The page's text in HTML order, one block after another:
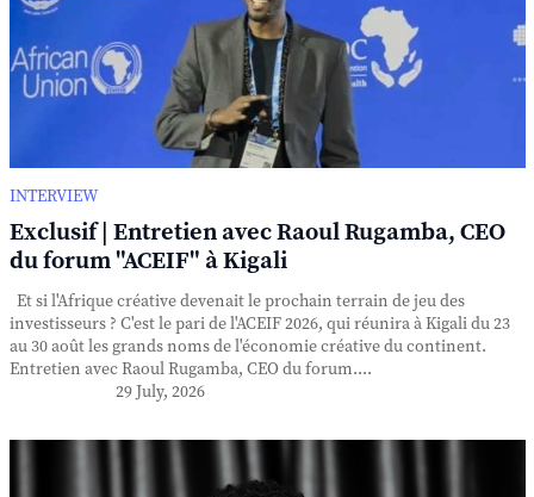
INTERVIEW
Exclusif | Entretien avec Raoul Rugamba, CEO
du forum "ACEIF" à Kigali
Et si l'Afrique créative devenait le prochain terrain de jeu des
investisseurs ? C'est le pari de l'ACEIF 2026, qui réunira à Kigali du 23
au 30 août les grands noms de l'économie créative du continent.
Entretien avec Raoul Rugamba, CEO du forum....
29 July, 2026